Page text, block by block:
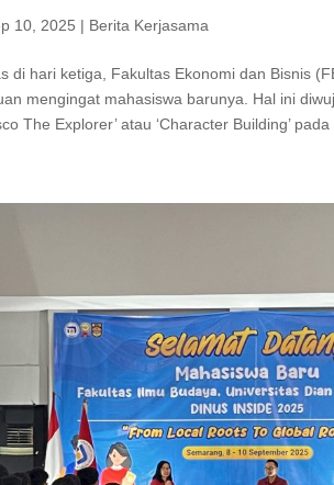
10, 2025 | Berita Kerjasama
di hari ketiga, Fakultas Ekonomi dan Bisnis
mengingat mahasiswa barunya. Hal ini
The Explorer’ atau ‘Character Building’ pada